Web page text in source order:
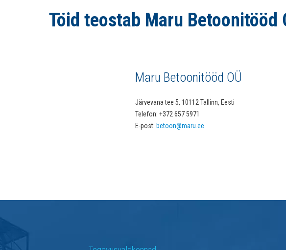
Töid teostab Maru Betoonitööd
Maru Betoonitööd OÜ
Järvevana tee 5, 10112 Tallinn, Eesti
Telefon: +372 657 5971
E-post: betoon@maru.ee